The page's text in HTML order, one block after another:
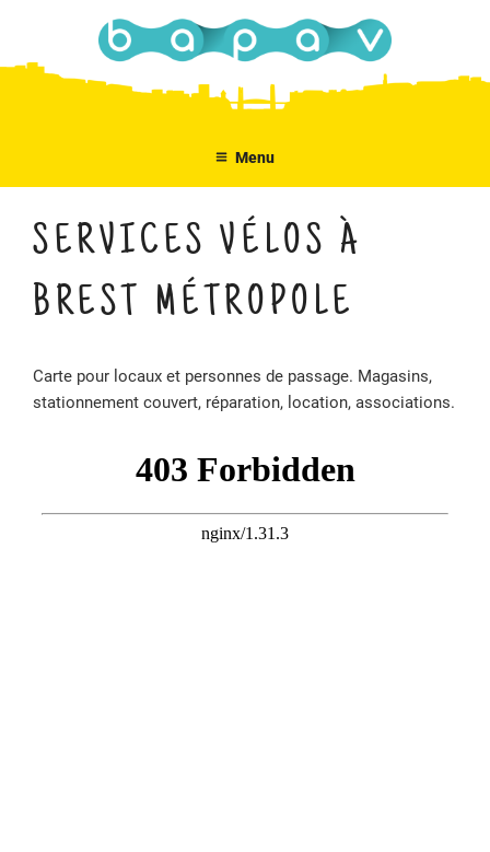
contenu
Menu
SERVICES VÉLOS À
BREST MÉTROPOLE
Carte pour locaux et personnes de passage. Magasins,
stationnement couvert, réparation, location, associations.